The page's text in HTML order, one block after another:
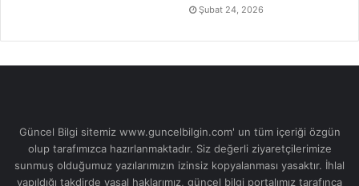
Şubat 24, 2026
Güncel Bilgi sitemiz www.guncelbilgin.com' un tüm içeriği özgün
olup tarafımızca hazırlanmaktadır. Siz değerli ziyaretçilerimize
sunmuş olduğumuz yazılarımızın izinsiz kopyalanması yasaktır. İhlal
yapıldığı takdirde yasal haklarımız, güncel bilgi portalımız tarafınca